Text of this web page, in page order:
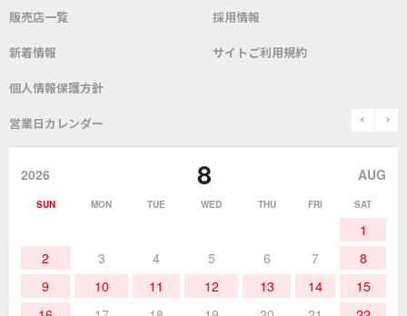
こて先 自動はんだ送り装置
表面実装/SMT関連
作業環境／材料
よくあるご質問 デモ機貸し出しサービス
SDS(MSDS)製品
取扱説明書
該非説明発行の申込み
会社概要 社長あいさつ
グットのあゆみ
販売店一覧 採用情報
新着情報 サイトご利用規約
個人情報保護方針
営業日カレンダー prev
2026 8 AUG
SUN MON TUE WED THU FRI SAT
1
2
3 4 5 6 7
8
9
10 11 12 13 14
15